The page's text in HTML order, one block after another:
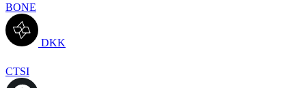
BONE
DKK
CTSI